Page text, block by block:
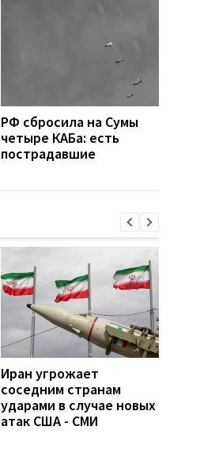
РФ сбросила на Сумы
четыре КАБа: есть
пострадавшие
Иран угрожает
соседним странам
ударами в случае новых
атак США - СМИ